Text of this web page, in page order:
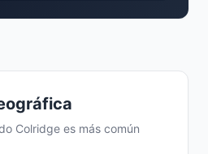
Colridge es más común